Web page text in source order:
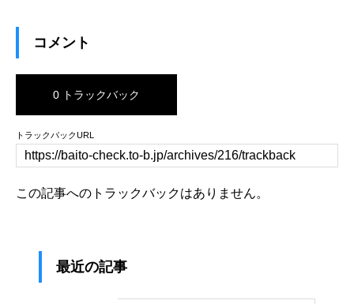
コメント
0 トラックバック
トラックバックURL
この記事へのトラックバックはありません。
最近の記事